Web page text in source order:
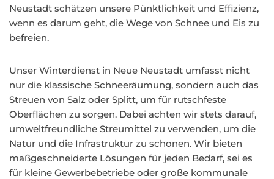
Neustadt schätzen unsere Pünktlichkeit und Effizienz,
wenn es darum geht, die Wege von Schnee und Eis zu
befreien.
Unser Winterdienst in Neue Neustadt umfasst nicht
nur die klassische Schneeräumung, sondern auch das
Streuen von Salz oder Splitt, um für rutschfeste
Oberflächen zu sorgen. Dabei achten wir stets darauf,
umweltfreundliche Streumittel zu verwenden, um die
Natur und die Infrastruktur zu schonen. Wir bieten
maßgeschneiderte Lösungen für jeden Bedarf, sei es
für kleine Gewerbebetriebe oder große kommunale